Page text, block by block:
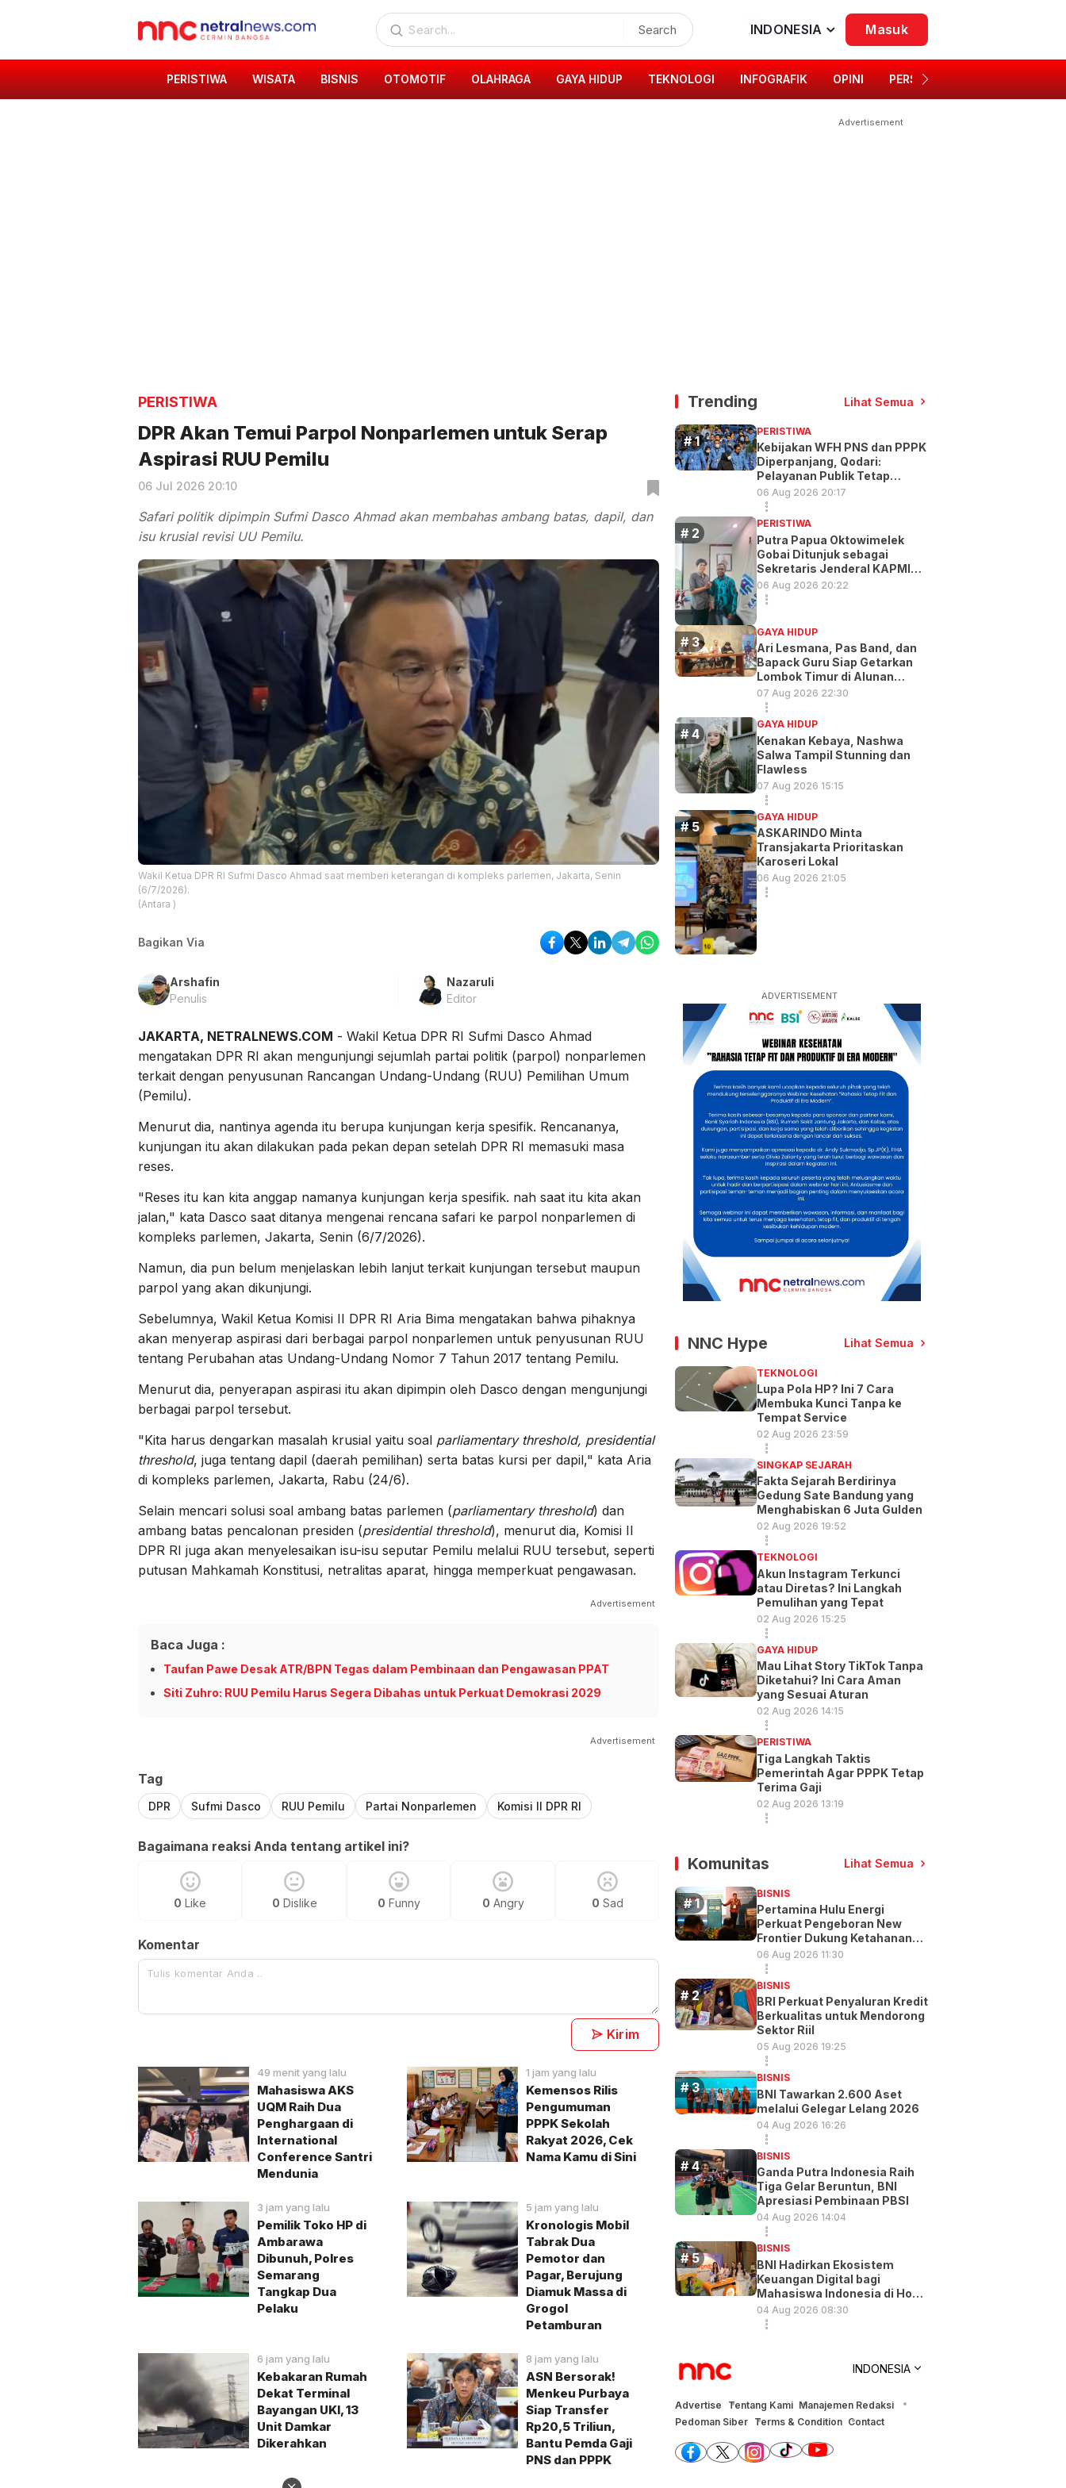
Search INDONESIA Masuk
PERISTIWA WISATA BISNIS OTOMOTIF OLAHRAGA GAYA HIDUP TEKNOLOGI INFOGRAFIK OPINI PERSONA
Advertisement
PERISTIWA
DPR Akan Temui Parpol Nonparlemen untuk Serap
Aspirasi RUU Pemilu
06 Jul 2026 20:10
Safari politik dipimpin Sufmi Dasco Ahmad akan membahas ambang batas, dapil, dan
isu krusial revisi UU Pemilu.
Wakil Ketua DPR RI Sufmi Dasco Ahmad saat memberi keterangan di kompleks parlemen, Jakarta, Senin
(6/7/2026).
(Antara )
Bagikan Via
Arshafin
Penulis
Nazaruli
Editor
JAKARTA, NETRALNEWS.COM - Wakil Ketua DPR RI Sufmi Dasco Ahmad
mengatakan DPR RI akan mengunjungi sejumlah partai politik (parpol) nonparlemen
terkait dengan penyusunan Rancangan Undang-Undang (RUU) Pemilihan Umum
(Pemilu).
Menurut dia, nantinya agenda itu berupa kunjungan kerja spesifik. Rencananya,
kunjungan itu akan dilakukan pada pekan depan setelah DPR RI memasuki masa
reses.
"Reses itu kan kita anggap namanya kunjungan kerja spesifik. nah saat itu kita akan
jalan," kata Dasco saat ditanya mengenai rencana safari ke parpol nonparlemen di
kompleks parlemen, Jakarta, Senin (6/7/2026).
Namun, dia pun belum menjelaskan lebih lanjut terkait kunjungan tersebut maupun
parpol yang akan dikunjungi.
Sebelumnya, Wakil Ketua Komisi II DPR RI Aria Bima mengatakan bahwa pihaknya
akan menyerap aspirasi dari berbagai parpol nonparlemen untuk penyusunan RUU
tentang Perubahan atas Undang-Undang Nomor 7 Tahun 2017 tentang Pemilu.
Menurut dia, penyerapan aspirasi itu akan dipimpin oleh Dasco dengan mengunjungi
berbagai parpol tersebut.
"Kita harus dengarkan masalah krusial yaitu soal parliamentary threshold, presidential
threshold, juga tentang dapil (daerah pemilihan) serta batas kursi per dapil," kata Aria
di kompleks parlemen, Jakarta, Rabu (24/6).
Selain mencari solusi soal ambang batas parlemen (parliamentary threshold) dan
ambang batas pencalonan presiden (presidential threshold), menurut dia, Komisi II
DPR RI juga akan menyelesaikan isu-isu seputar Pemilu melalui RUU tersebut, seperti
putusan Mahkamah Konstitusi, netralitas aparat, hingga memperkuat pengawasan.
Advertisement
Baca Juga :
Taufan Pawe Desak ATR/BPN Tegas dalam Pembinaan dan Pengawasan PPAT
Siti Zuhro: RUU Pemilu Harus Segera Dibahas untuk Perkuat Demokrasi 2029
Advertisement
Tag
DPR Sufmi Dasco RUU Pemilu Partai Nonparlemen Komisi II DPR RI
Bagaimana reaksi Anda tentang artikel ini?
0 Like 0 Dislike 0 Funny 0 Angry 0 Sad
Komentar
Kirim
49 menit yang lalu
Mahasiswa AKS
UQM Raih Dua
Penghargaan di
International
Conference Santri
Mendunia
1 jam yang lalu
Kemensos Rilis
Pengumuman
PPPK Sekolah
Rakyat 2026, Cek
Nama Kamu di Sini
3 jam yang lalu
Pemilik Toko HP di
Ambarawa
Dibunuh, Polres
Semarang
Tangkap Dua
Pelaku
5 jam yang lalu
Kronologis Mobil
Tabrak Dua
Pemotor dan
Pagar, Berujung
Diamuk Massa di
Grogol
Petamburan
6 jam yang lalu
Kebakaran Rumah
Dekat Terminal
Bayangan UKI, 13
Unit Damkar
Dikerahkan
8 jam yang lalu
ASN Bersorak!
Menkeu Purbaya
Siap Transfer
Rp20,5 Triliun,
Bantu Pemda Gaji
PNS dan PPPK
Trending Lihat Semua
PERISTIWA
Kebijakan WFH PNS dan PPPK
Diperpanjang, Qodari:
Pelayanan Publik Tetap
Optimal
06 Aug 2026 20:17
PERISTIWA
Putra Papua Oktowimelek
Gobai Ditunjuk sebagai
Sekretaris Jenderal KAPMI
PT
06 Aug 2026 20:22
GAYA HIDUP
Ari Lesmana, Pas Band, dan
Bapack Guru Siap Getarkan
Lombok Timur di Alunan
Music Exp
07 Aug 2026 22:30
GAYA HIDUP
Kenakan Kebaya, Nashwa
Salwa Tampil Stunning dan
Flawless
07 Aug 2026 15:15
GAYA HIDUP
ASKARINDO Minta
Transjakarta Prioritaskan
Karoseri Lokal
06 Aug 2026 21:05
ADVERTISEMENT
NNC Hype Lihat Semua
TEKNOLOGI
Lupa Pola HP? Ini 7 Cara
Membuka Kunci Tanpa ke
Tempat Service
02 Aug 2026 23:59
SINGKAP SEJARAH
Fakta Sejarah Berdirinya
Gedung Sate Bandung yang
Menghabiskan 6 Juta Gulden
02 Aug 2026 19:52
TEKNOLOGI
Akun Instagram Terkunci
atau Diretas? Ini Langkah
Pemulihan yang Tepat
02 Aug 2026 15:25
GAYA HIDUP
Mau Lihat Story TikTok Tanpa
Diketahui? Ini Cara Aman
yang Sesuai Aturan
02 Aug 2026 14:15
PERISTIWA
Tiga Langkah Taktis
Pemerintah Agar PPPK Tetap
Terima Gaji
02 Aug 2026 13:19
Komunitas Lihat Semua
BISNIS
Pertamina Hulu Energi
Perkuat Pengeboran New
Frontier Dukung Ketahanan
Energi
06 Aug 2026 11:30
BISNIS
BRI Perkuat Penyaluran Kredit
Berkualitas untuk Mendorong
Sektor Riil
05 Aug 2026 19:25
BISNIS
BNI Tawarkan 2.600 Aset
melalui Gelegar Lelang 2026
04 Aug 2026 16:26
BISNIS
Ganda Putra Indonesia Raih
Tiga Gelar Beruntun, BNI
Apresiasi Pembinaan PBSI
04 Aug 2026 14:04
BISNIS
BNI Hadirkan Ekosistem
Keuangan Digital bagi
Mahasiswa Indonesia di Hong
Kong
04 Aug 2026 08:30
INDONESIA
Advertise Tentang Kami Manajemen Redaksi
Pedoman Siber Terms & Condition Contact